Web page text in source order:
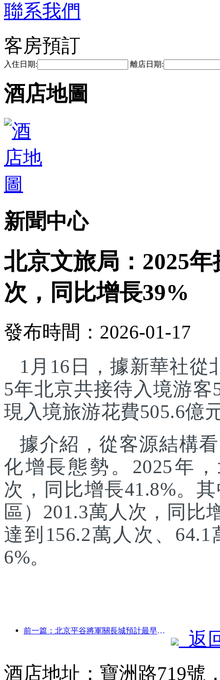
聯系我們
客房預訂
入住日期: 離店日期:
酒店地圖
新聞中心
北京文旅局：2025
次，同比增長39%
發布時間：2026-01-17
1月16日，據新華社從
5年北京共接待入境游客
現入境旅游花費505.6億
據介紹，從客源結構
化增長態勢。2025年
次，同比增長41.8%。
區）201.3萬人次，同比
達到156.2萬人次、
6%。
前一篇：北京平谷將軍關長城預計最早于2026年底開門迎客
返
酒店地址：寶洲路719號